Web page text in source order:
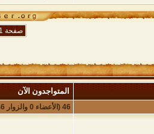
صفحة 1 من 36
المتواجدون الآن
46 (الأعضاء 0 والزوار 46)